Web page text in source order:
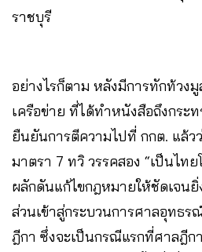
ราชบุรี
อย่างไรก็ตาม หลังมีการทักท้วง
เครือข่าย ที่ได้ทำหนังสือถึงกระ
ยืนยันการตีความไปที่ กกต. แล้
มาตรา 7 ทวิ วรรคสอง “เป็นไทย
ผลักดันแก้ไขกฎหมายให้ชัดเจน
ส่วนเข้าสู่กระบวนการศาลอุทธ
ฎีกา ซึ่งจะเป็นกรณีแรกที่ศาลฎีก